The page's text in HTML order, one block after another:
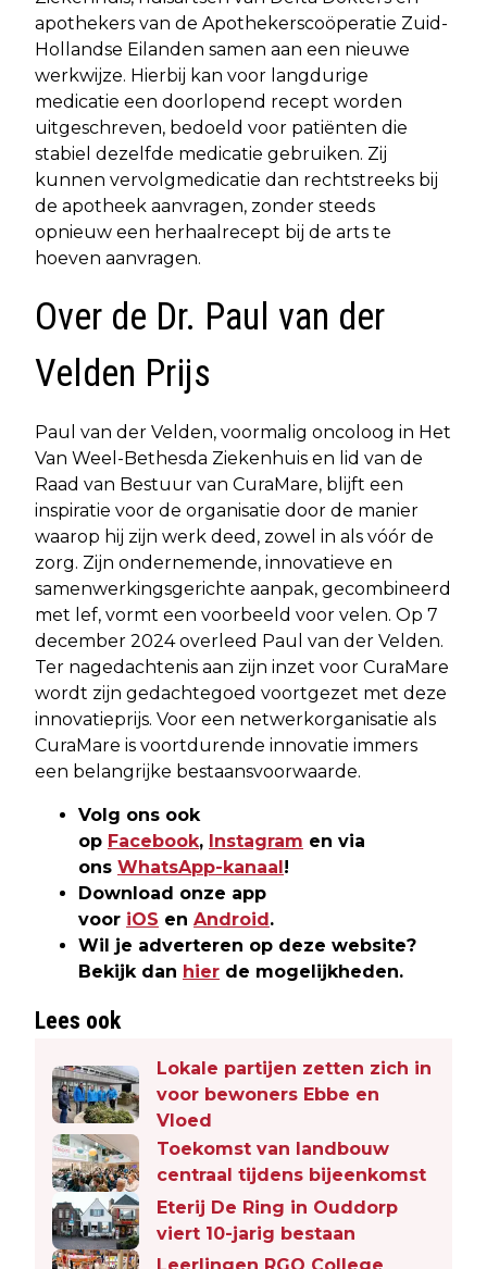
apothekers van de Apothekerscoöperatie Zuid-
Hollandse Eilanden samen aan een nieuwe
werkwijze. Hierbij kan voor langdurige
medicatie een doorlopend recept worden
uitgeschreven, bedoeld voor patiënten die
stabiel dezelfde medicatie gebruiken. Zij
kunnen vervolgmedicatie dan rechtstreeks bij
de apotheek aanvragen, zonder steeds
opnieuw een herhaalrecept bij de arts te
hoeven aanvragen.
Over de Dr. Paul van der
Velden Prijs
Paul van der Velden, voormalig oncoloog in Het
Van Weel-Bethesda Ziekenhuis en lid van de
Raad van Bestuur van CuraMare, blijft een
inspiratie voor de organisatie door de manier
waarop hij zijn werk deed, zowel in als vóór de
zorg. Zijn ondernemende, innovatieve en
samenwerkingsgerichte aanpak, gecombineerd
met lef, vormt een voorbeeld voor velen. Op 7
december 2024 overleed Paul van der Velden.
Ter nagedachtenis aan zijn inzet voor CuraMare
wordt zijn gedachtegoed voortgezet met deze
innovatieprijs. Voor een netwerkorganisatie als
CuraMare is voortdurende innovatie immers
een belangrijke bestaansvoorwaarde.
Volg ons ook
op Facebook, Instagram en via
ons WhatsApp-kanaal!
Download onze app
voor iOS en Android.
Wil je adverteren op deze website?
Bekijk dan hier de mogelijkheden.
Lees ook
Lokale partijen zetten zich in
voor bewoners Ebbe en
Vloed
Toekomst van landbouw
centraal tijdens bijeenkomst
Eterij De Ring in Ouddorp
viert 10-jarig bestaan